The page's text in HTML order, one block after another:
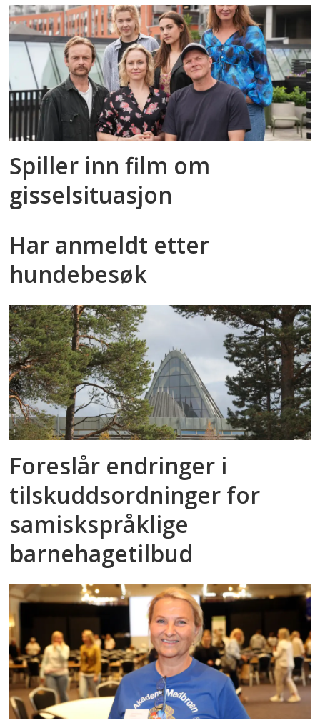
Spiller inn film om
gisselsituasjon
Har anmeldt etter
hundebesøk
Foreslår endringer i
tilskuddsordninger for
samiskspråklige
barnehagetilbud